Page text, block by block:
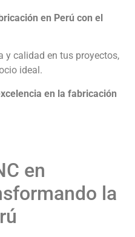
en Perú con el
y calidad en tus proyectos,
ideal.
en la fabricación
en
la